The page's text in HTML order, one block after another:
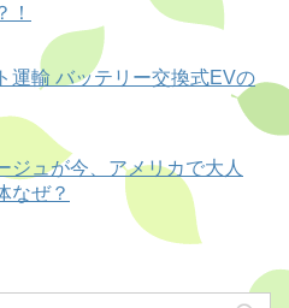
！
運輸 バッテリー交換式EVの
ジュが今、アメリカで大人
なぜ？